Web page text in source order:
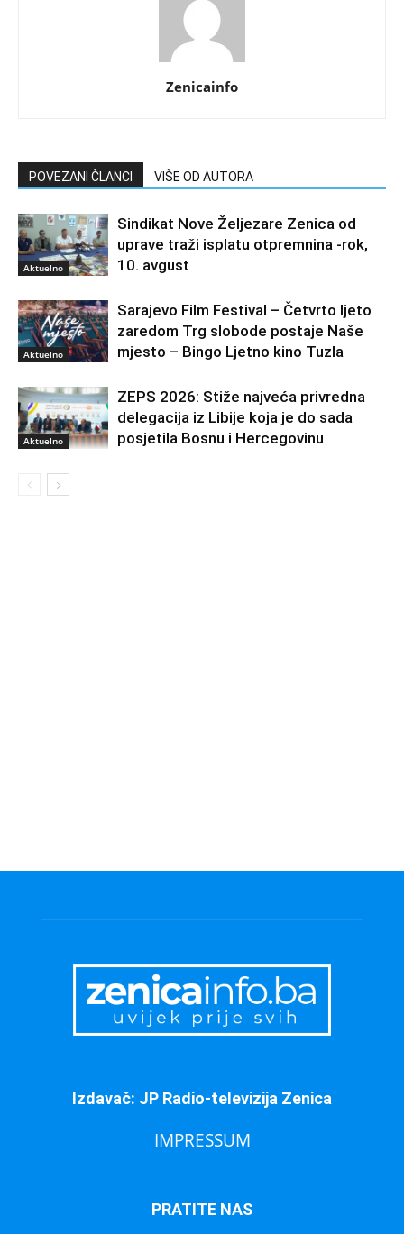
Zenicainfo
POVEZANI ČLANCI VIŠE OD AUTORA
Aktuelno
Sindikat Nove Željezare Zenica od
uprave traži isplatu otpremnina -rok,
10. avgust
Aktuelno
Sarajevo Film Festival – Četvrto ljeto
zaredom Trg slobode postaje Naše
mjesto – Bingo Ljetno kino Tuzla
Aktuelno
ZEPS 2026: Stiže najveća privredna
delegacija iz Libije koja je do sada
posjetila Bosnu i Hercegovinu
Izdavač: JP Radio-televizija Zenica
IMPRESSUM
PRATITE NAS